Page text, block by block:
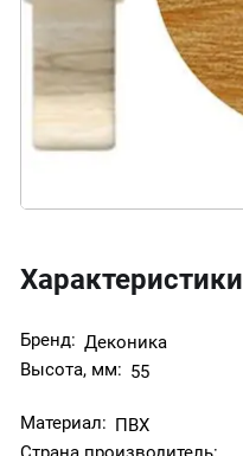
Характеристики
Бренд: Деконика
Высота, мм: 55
Материал: ПВХ